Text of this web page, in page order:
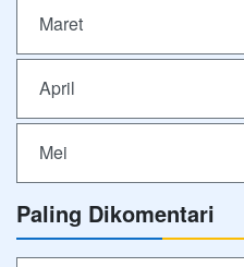
Maret
April
Mei
Paling Dikomentari